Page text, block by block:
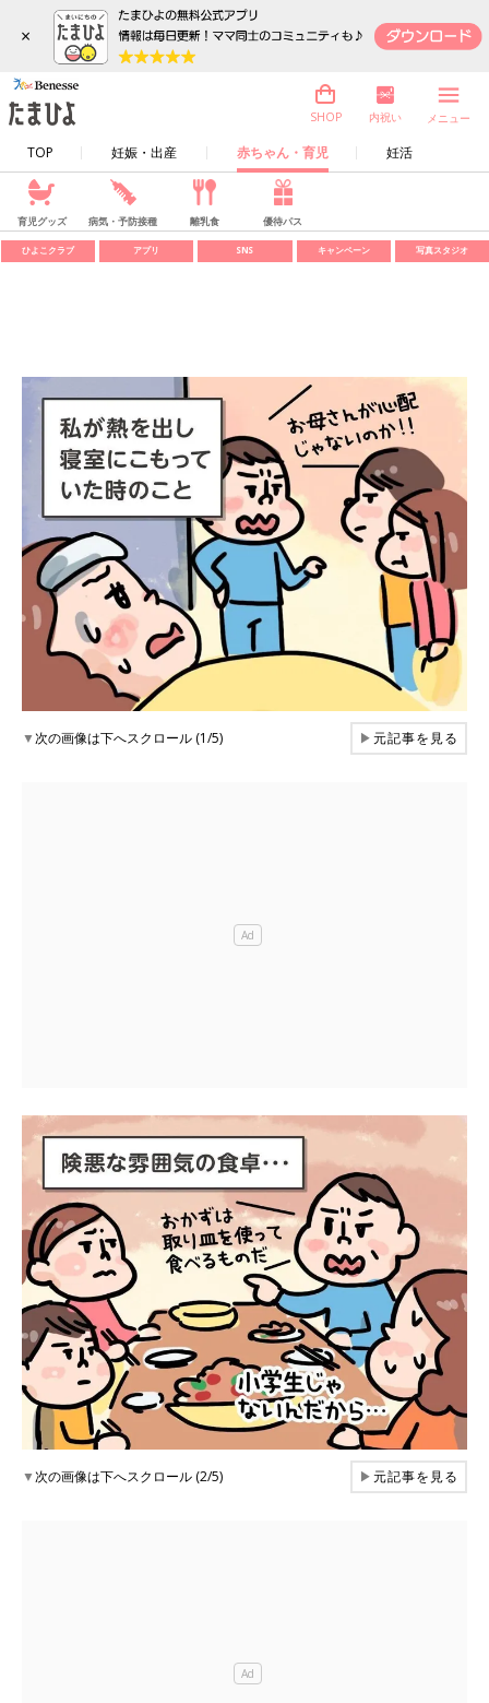
×
TOP 妊娠・出産 赤ちゃん・育児 妊活
SHOP 内祝い メニュー
育児グッズ 病気・予防接種 離乳食 優待パス
ひよこクラブ アプリ SNS キャンペーン 写真スタジオ
▼次の画像は下へスクロール (1/5) ▶元記事を見る
▼次の画像は下へスクロール (2/5) ▶元記事を見る